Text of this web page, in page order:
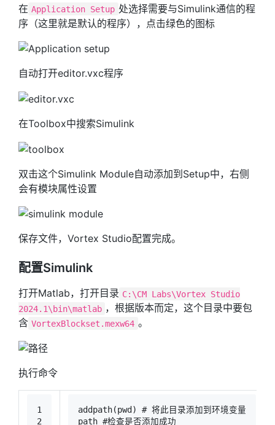
在 Application Setup 处选择需要与Simulink通信的程
序（这里就是默认的程序），点击绿色的图标
自动打开editor.vxc程序
在Toolbox中搜索Simulink
双击这个Simulink Module自动添加到Setup中，右侧
会有模块属性设置
保存文件，Vortex Studio配置完成。
配置Simulink
打开Matlab，打开目录 C:\CM Labs\Vortex Studio
2024.1\bin\matlab ，根据版本而定，这个目录中要包
含 VortexBlockset.mexw64 。
执行命令
1
2
addpath(pwd ) # 将此目录添加到环境变量
path #检查是否添加成功